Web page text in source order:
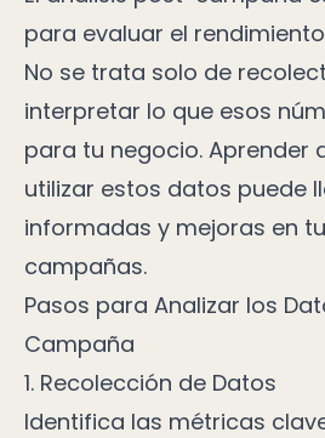
para evaluar el
No se trata solo de
interpretar lo que esos
para tu negocio. Aprender
utilizar estos datos puede
informadas y mejoras en
campañas.
Pasos para Analizar los
Campaña
1. Recolección de Datos
Identifica las métricas